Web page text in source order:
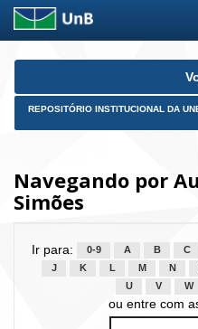
Skip
REPOSITÓRIO INSTITUCIONAL DA
Navegando por
Simões
Ir para: 0-9 A B C
J
K L M N
U
V W
ou entre com